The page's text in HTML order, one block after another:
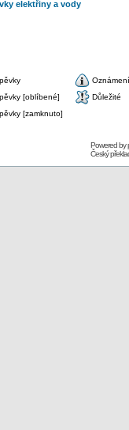
elektřiny a vody
Oznámení
[oblíbené]
Důležité
[zamknuto]
Powered by
Český